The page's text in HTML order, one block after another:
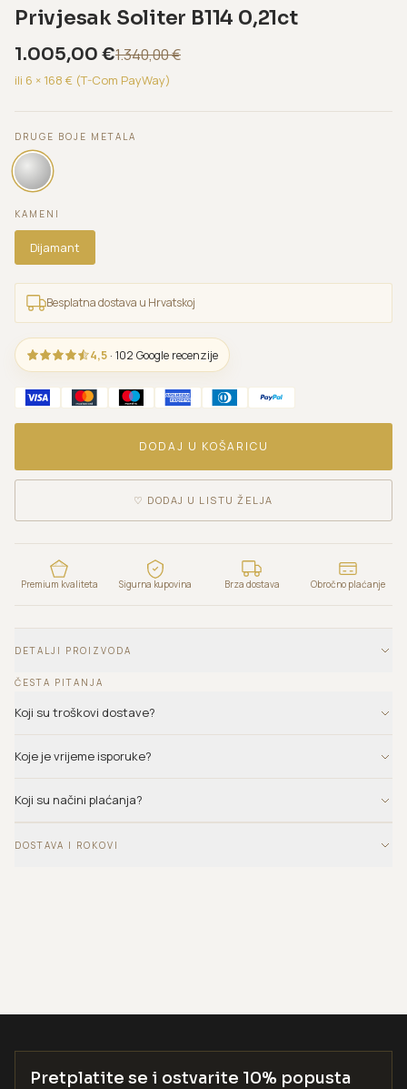
Privjesak Soliter B114 0,21ct
1.005,00 €1.340,00€
ili 6 × 168 € (T-Com PayWay)
DRUGE BOJE METALA
KAMENI
Dijamant
Besplatna dostava u Hrvatskoj
4,5 · 102 Google recenzije
DODAJ U KOŠARICU
♡ DODAJ U LISTU ŽELJA
Premium kvaliteta Sigurna kupovina Brza dostava Obročno plaćanje
DETALJI PROIZVODA
ČESTA PITANJA
Koji su troškovi dostave?
Koje je vrijeme isporuke?
Koji su načini plaćanja?
DOSTAVA I ROKOVI
Pretplatite se i ostvarite 10% popusta